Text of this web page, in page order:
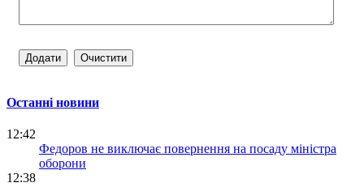
Останні новини
12:42
Федоров не виключає повернення на посаду міністра
оборони
12:38